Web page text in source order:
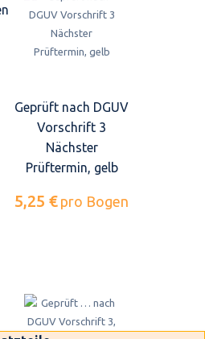
Geprüft nach DGUV
Vorschrift 3
Nächster
Prüftermin, gelb
5,25 € pro Bogen